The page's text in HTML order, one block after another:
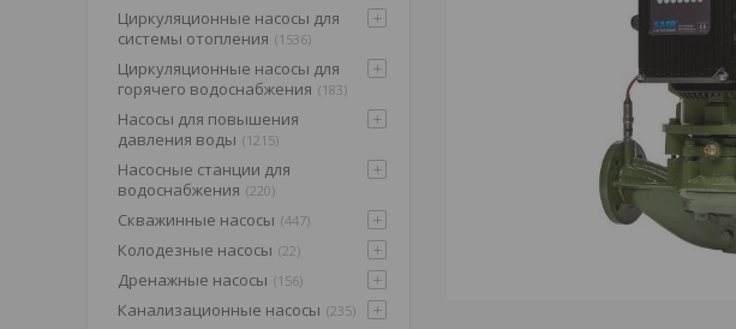
Циркуляционные насосы для
системы отопления
1536
Циркуляционные насосы для
горячего водоснабжения
183
Насосы для повышения
давления воды
1215
Насосные станции для
водоснабжения 220
Скважинные насосы 447
Колодезные насосы 22
Дренажные насосы 156
Канализационные насосы 235